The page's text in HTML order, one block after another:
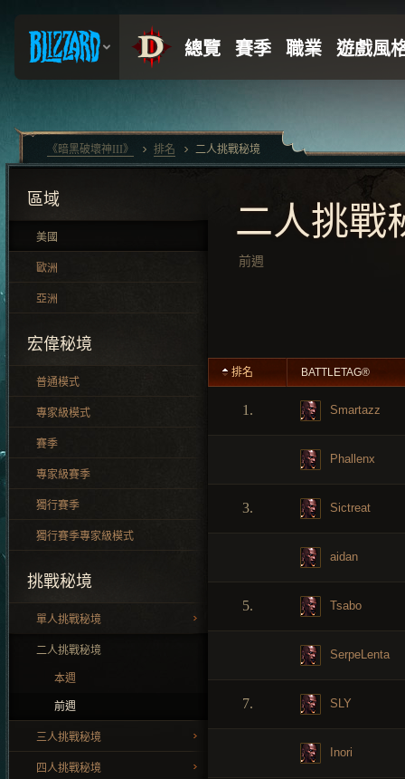
區域
美國
歐洲
亞洲
宏偉秘境
普通模式
專家級模式
賽季
專家級賽季
獨行賽季
獨行賽季專家級模式
挑戰秘境
單人挑戰秘境
二人挑戰秘境
本週
前週
三人挑戰秘境
四人挑戰秘境
二人挑戰
前週
排名 BATTLETAG®
1. Smartazz
Phallenx
3. Sictreat
aidan
5. Tsabo
SerpeLenta
7. SLY
Inori
《暗黑破壞神III》 排名 二人挑戰秘境